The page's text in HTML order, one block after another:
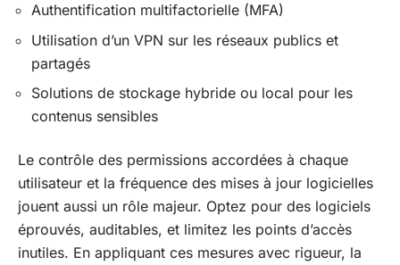
Authentification multifactorielle (MFA)
Utilisation d’un VPN sur les réseaux publics et
partagés
Solutions de stockage hybride ou local pour les
contenus sensibles
Le contrôle des permissions accordées à chaque
utilisateur et la fréquence des mises à jour logicielles
jouent aussi un rôle majeur. Optez pour des logiciels
éprouvés, auditables, et limitez les points d’accès
inutiles. En appliquant ces mesures avec rigueur, la